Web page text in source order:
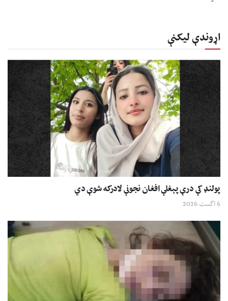
اړوندې لیکنې
پولنډ کې درې پېغلې افغان نجونې لادرکه شوې دي
6 اگست 2026